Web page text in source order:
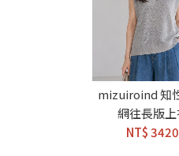
mizuiroind 知
網往長版
NT$ 3420